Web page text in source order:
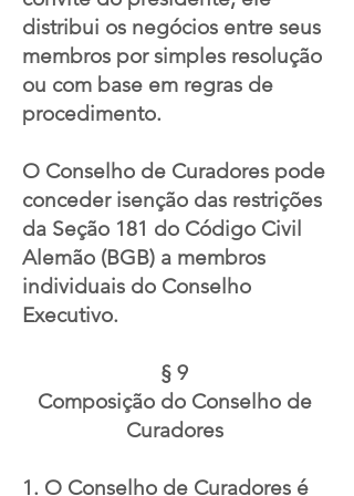
distribui os negócios entre seus
membros por simples resolução
ou com base em regras de
procedimento.
O Conselho de Curadores pode
conceder isenção das restrições
da Seção 181 do Código Civil
Alemão (BGB) a membros
individuais do Conselho
Executivo.
§ 9
Composição do Conselho de
Curadores
1. O Conselho de Curadores é